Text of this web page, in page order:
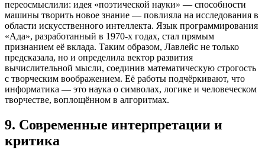
переосмыслили: идея «поэтической науки» — способности
машины творить новое знание — повлияла на исследования в
области искусственного интеллекта. Язык программирования
«Ада», разработанный в 1970-х годах, стал прямым
признанием её вклада. Таким образом, Лавлейс не только
предсказала, но и определила вектор развития
вычислительной мысли, соединив математическую строгость
с творческим воображением. Её работы подчёркивают, что
информатика — это наука о символах, логике и человеческом
творчестве, воплощённом в алгоритмах.
9. Современные интерпретации и
критика